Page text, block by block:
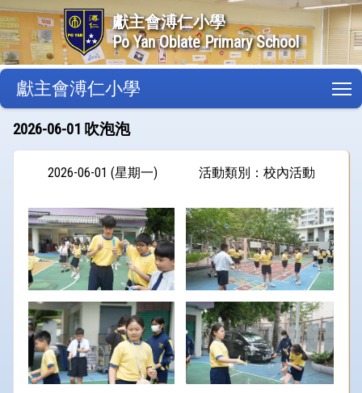
獻主會溥仁小學
Po Yan Oblate Primary School
獻主會溥仁小學
2026-06-01 吹泡泡
2026-06-01 (星期一) 活動類別：校內活動